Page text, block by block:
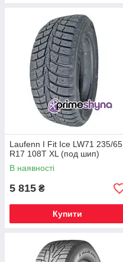
Laufenn I Fit Ice LW71 235/65
R17 108T XL (под шип)
В наявності
5 815 ₴
Купити